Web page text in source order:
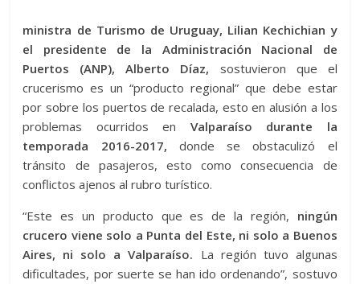
ministra de Turismo de Uruguay, Lilian Kechichian y
el presidente de la Administración Nacional de
Puertos (ANP), Alberto Díaz, sostuvieron que el
crucerismo es un “producto regional” que debe estar
por sobre los puertos de recalada, esto en alusión a los
problemas ocurridos en Valparaíso durante la
temporada 2016-2017, donde se obstaculizó el
tránsito de pasajeros, esto como consecuencia de
conflictos ajenos al rubro turístico.
“Este es un producto que es de la región, ningún
crucero viene solo a Punta del Este, ni solo a Buenos
Aires, ni solo a Valparaíso. La región tuvo algunas
dificultades, por suerte se han ido ordenando”, sostuvo